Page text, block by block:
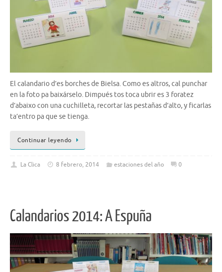
El calandario d’es borches de Bielsa. Como es altros, cal punchar
en la foto pa baixárselo. Dimpués tos toca ubrir es 3 foratez
d’abaixo con una cuchilleta, recortar las pestañas d’alto, y ficarlas
ta’entro pa que se tienga.
Continuar leyendo
La Clica 8 febrero, 2014 estaciones del año 0
Calandarios 2014: A Espuña